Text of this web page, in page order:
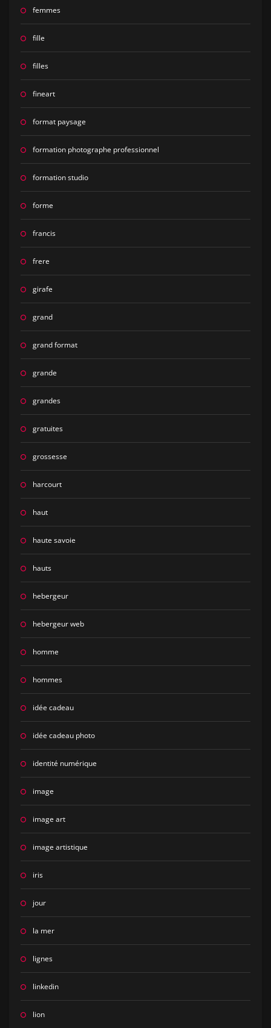
femmes
fille
filles
fineart
format paysage
formation photographe professionnel
formation studio
forme
francis
frere
girafe
grand
grand format
grande
grandes
gratuites
grossesse
harcourt
haut
haute savoie
hauts
hebergeur
hebergeur web
homme
hommes
idée cadeau
idée cadeau photo
identité numérique
image
image art
image artistique
iris
jour
la mer
lignes
linkedin
lion